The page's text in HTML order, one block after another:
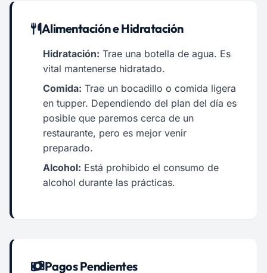
Alimentación e Hidratación
Hidratación: Trae una botella de agua. Es
vital mantenerse hidratado.
Comida: Trae un bocadillo o comida ligera
en tupper. Dependiendo del plan del día es
posible que paremos cerca de un
restaurante, pero es mejor venir
preparado.
Alcohol: Está prohibido el consumo de
alcohol durante las prácticas.
Pagos Pendientes